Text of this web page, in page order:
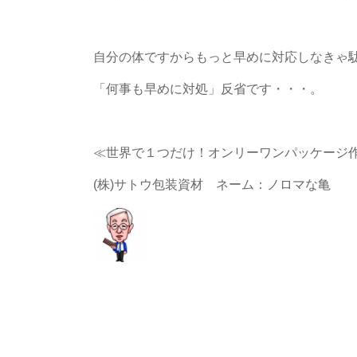
自分の体ですからもっと早めに対応しなきゃ
「何事も早めに対処」反省です・・・。
≪世界で１つだけ！オンリーワンパッケージ
(株)サトウ包装資材 ネーム：ノロマな亀